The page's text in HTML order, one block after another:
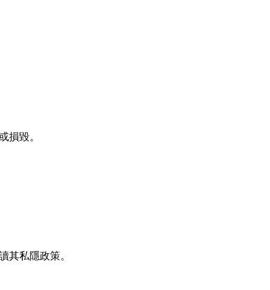
損毀。
其私隱政策。